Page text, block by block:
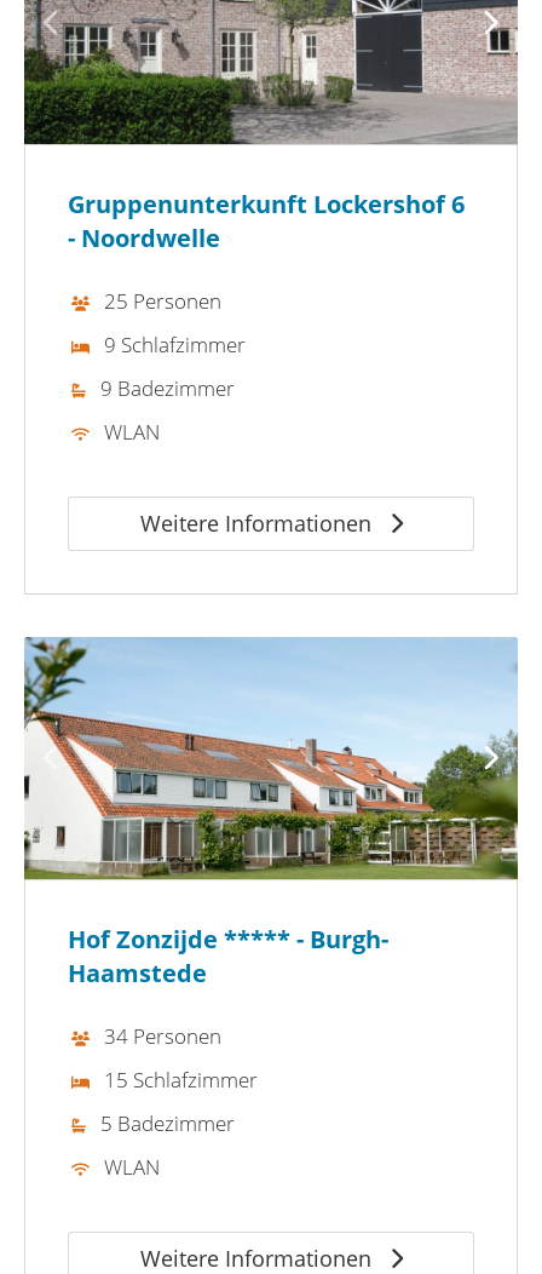
Gruppenunterkunft Lockershof 6
- Noordwelle
25 Personen
9 Schlafzimmer
9 Badezimmer
WLAN
Weitere Informationen
Hof Zonzijde ***** - Burgh-
Haamstede
34 Personen
15 Schlafzimmer
5 Badezimmer
WLAN
Weitere Informationen